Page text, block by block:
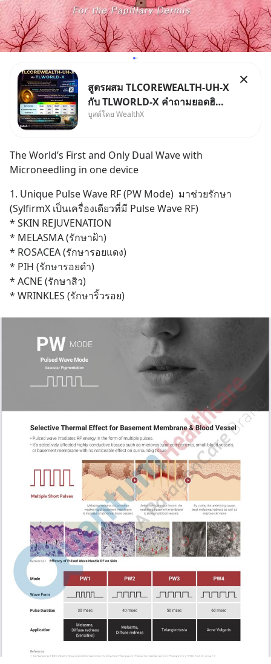
สูตรผสม TLCOREWEALTH-UH-X
กับ TLWORLD-X คำถามยอดฮิตที่
คนใช้ WealthX ถามเข้ามา
บูสต์โดย WealthX
The World’s First and Only Dual Wave with
Microneedling in one device
1. Unique Pulse Wave RF (PW Mode)  มาช่วยรักษา
(SylfirmX เป็นเครื่องเดียวที่มี Pulse Wave RF)
* SKIN REJUVENATION
* MELASMA (รักษาฝ้า)
* ROSACEA (รักษารอยแดง)
* PIH (รักษารอยดำ)
* ACNE (รักษาสิว)
* WRINKLES (รักษาริ้วรอย)